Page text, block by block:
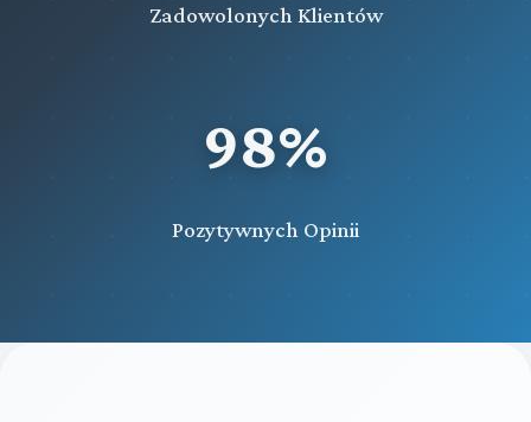
Zadowolonych Klientów
98%
Pozytywnych Opinii